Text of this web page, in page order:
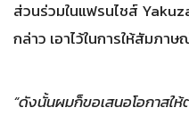
ส่วนร่วมในแฟรนไชส์
กล่าว เอาไว้ในการให้สัมภา
“ดังนั้นผมก็ขอเสนอโอกาสใ